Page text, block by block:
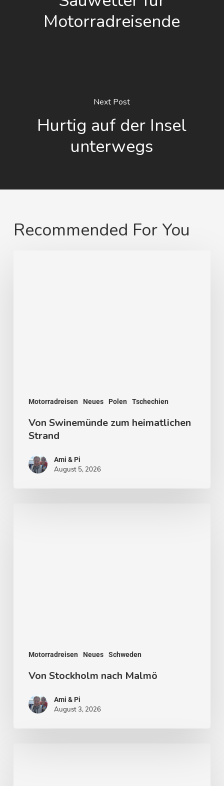
Motorradreisende
Next Post
Hurtig auf der Insel
unterwegs
Recommended For You
Motorradreisen Neues Polen Tschechien
Von Swinemünde zum heimatlichen
Strand
Ami & Pi
August 5, 2026
Motorradreisen Neues Schweden
Von Stockholm nach Malmö
Ami & Pi
August 3, 2026